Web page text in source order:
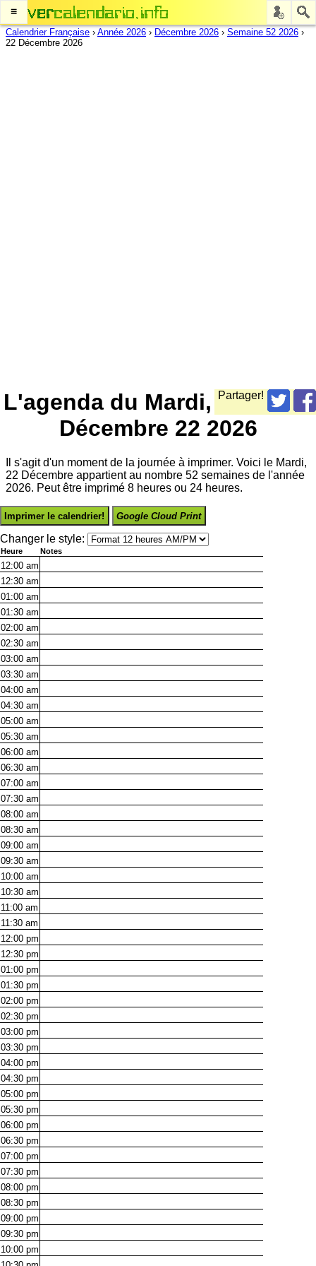
≡
Calendrier Française › Année 2026 › Décembre 2026 › Semaine 52 2026 ›
22 Décembre 2026
Partager!
L'agenda du Mardi,
Décembre 22 2026
Il s'agit d'un moment de la journée à imprimer. Voici le Mardi,
22 Décembre appartient au nombre 52 semaines de l'année
2026. Peut être imprimé 8 heures ou 24 heures.
Imprimer le calendrier! Google Cloud Print
Changer le style:
Heure Notes
12:00 am
12:30 am
01:00 am
01:30 am
02:00 am
02:30 am
03:00 am
03:30 am
04:00 am
04:30 am
05:00 am
05:30 am
06:00 am
06:30 am
07:00 am
07:30 am
08:00 am
08:30 am
09:00 am
09:30 am
10:00 am
10:30 am
11:00 am
11:30 am
12:00 pm
12:30 pm
01:00 pm
01:30 pm
02:00 pm
02:30 pm
03:00 pm
03:30 pm
04:00 pm
04:30 pm
05:00 pm
05:30 pm
06:00 pm
06:30 pm
07:00 pm
07:30 pm
08:00 pm
08:30 pm
09:00 pm
09:30 pm
10:00 pm